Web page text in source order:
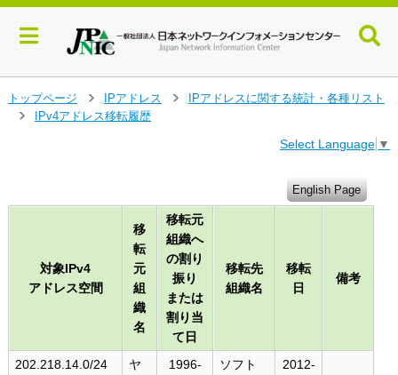
ン
トップページ
>
IPアドレス
IPアドレスに関する統計・各種リスト
IPv4アドレス移転履歴
Select Language ▼
English Page
対象IPv4
アドレス空間
移
転
元
組
織
名
移転元
組織へ
の割り
振り
または
割り当
て日
移転先
組織名
移転
日
備考
202.218.14.0/24
ヤ
1996-
ソフト
2012-